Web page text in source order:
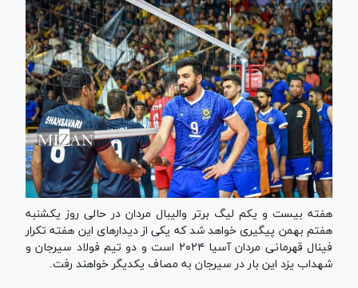
هفته بیست و یکم لیگ برتر والیبال مردان در حالی روز یکشنبه
هفتم بهمن پیگیری خواهد شد که یکی از دیدار‌های این هفته تکرار
فینال قهرمانی مردان آسیا ۲۰۲۴ است و دو تیم فولاد سیرجان و
شهداب یزد این بار در سیرجان به مصاف یکدیگر خواهند رفت.